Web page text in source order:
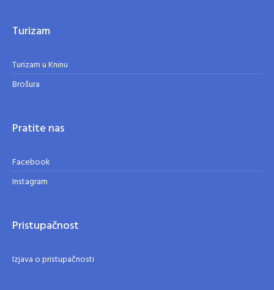
Turizam
Turizam u Kninu
Brošura
Pratite nas
Facebook
Instagram
Pristupačnost
Izjava o pristupačnosti